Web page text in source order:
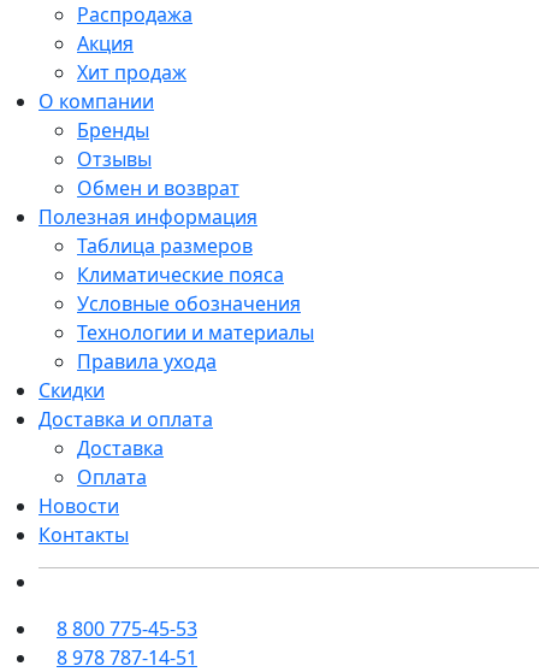
Распродажа
Акция
Хит продаж
О компании
Бренды
Отзывы
Обмен и возврат
Полезная информация
Таблица размеров
Климатические пояса
Условные обозначения
Технологии и материалы
Правила ухода
Скидки
Доставка и оплата
Доставка
Оплата
Новости
Контакты
8 800 775-45-53
8 978 787-14-51